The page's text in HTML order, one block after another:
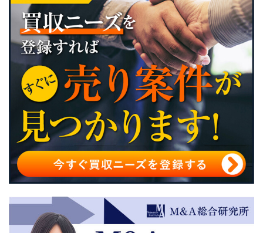
大阪で会社売却する際におすすめ相談先
大阪で会社売却の行う際に相談先を選ぶポイント
まとめ